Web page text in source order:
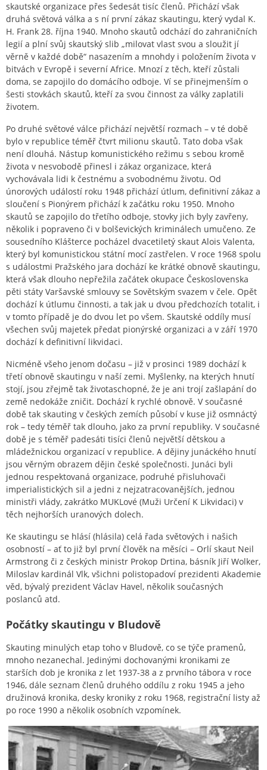
skautské organizace přes šedesát tisíc členů. Přichází však
druhá světová válka a s ní první zákaz skautingu, který vydal K.
H. Frank 28. října 1940. Mnoho skautů odchází do zahraničních
legií a plní svůj skautský slib „milovat vlast svou a sloužit jí
věrně v každé době“ nasazením a mnohdy i položením života v
bitvách v Evropě i severní Africe. Mnozí z těch, kteří zůstali
doma, se zapojilo do domácího odboje. Ví se přinejmenším o
šesti stovkách skautů, kteří za svou činnost za války zaplatili
životem.
Po druhé světové válce přichází největší rozmach – v té době
bylo v republice téměř čtvrt milionu skautů. Tato doba však
není dlouhá. Nástup komunistického režimu s sebou kromě
života v nesvobodě přinesl i zákaz organizace, která
vychovávala lidi k čestnému a svobodnému životu. Od
únorových událostí roku 1948 přichází útlum, definitivní zákaz a
sloučení s Pionýrem přichází k začátku roku 1950. Mnoho
skautů se zapojilo do třetího odboje, stovky jich byly zavřeny,
několik i popraveno či v bolševických kriminálech umučeno. Ze
sousedního Klášterce pocházel dvacetiletý skaut Alois Valenta,
který byl komunistickou státní mocí zastřelen. V roce 1968 spolu
s událostmi Pražského jara dochází ke krátké obnově skautingu,
která však dlouho nepřežila začátek okupace Československa
pěti státy Varšavské smlouvy se Sovětským svazem v čele. Opět
dochází k útlumu činnosti, a tak jak u dvou předchozích totalit, i
v tomto případě je do dvou let po všem. Skautské oddíly musí
všechen svůj majetek předat pionýrské organizaci a v září 1970
dochází k definitivní likvidaci.
Nicméně všeho jenom dočasu – již v prosinci 1989 dochází k
třetí obnově skautingu v naší zemi. Myšlenky, na kterých hnutí
stojí, jsou zřejmě tak životaschopné, že je ani trojí zašlapání do
země nedokáže zničit. Dochází k rychlé obnově. V současné
době tak skauting v českých zemích působí v kuse již osmnáctý
rok – tedy téměř tak dlouho, jako za první republiky. V současné
době je s téměř padesáti tisíci členů největší dětskou a
mládežnickou organizací v republice. A dějiny junáckého hnutí
jsou věrným obrazem dějin české společnosti. Junáci byli
jednou respektovaná organizace, podruhé přisluhovači
imperialistických sil a jedni z nejzatracovanějších, jednou
ministři vlády, zakrátko MUKLové (Muži Určení K Likvidaci) v
těch nejhorších uranových dolech.
Ke skautingu se hlásí (hlásila) celá řada světových i našich
osobností – ať to již byl první člověk na měsíci – Orlí skaut Neil
Armstrong či z českých ministr Prokop Drtina, básník Jiří Wolker,
Miloslav kardinál Vlk, všichni polistopadoví prezidenti Akademie
věd, bývalý prezident Václav Havel, několik současných
poslanců atd.
Počátky skautingu v Bludově
Skauting minulých etap toho v Bludově, co se týče pramenů,
mnoho nezanechal. Jedinými dochovanými kronikami ze
starších dob je kronika z let 1937-38 a z prvního tábora v roce
1946, dále seznam členů druhého oddílu z roku 1945 a jeho
družinová kronika, desky kroniky z roku 1968, registrační listy až
po roce 1990 a několik osobních vzpomínek.